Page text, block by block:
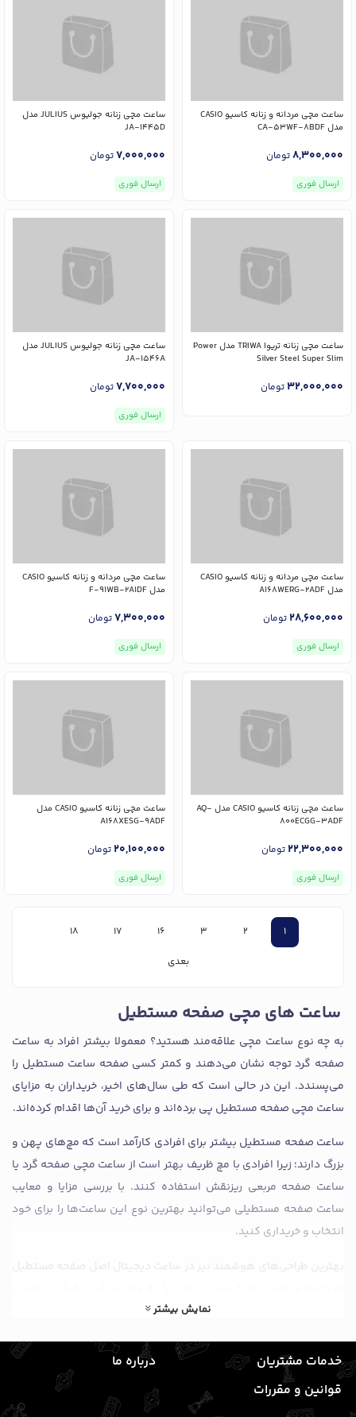
ساعت مچی مردانه و زنانه کاسیو CASIO
مدل CA-53WF-8BDF
8,300,000تومان
ارسال فوری
ساعت مچی زنانه جولیوس JULIUS مدل
JA-1445D
7,000,000تومان
ارسال فوری
ساعت مچی زنانه تریوا TRIWA مدل Power
Silver Steel Super Slim
32,000,000تومان
ساعت مچی زنانه جولیوس JULIUS مدل
JA-1546A
7,700,000تومان
ارسال فوری
ساعت مچی مردانه و زنانه کاسیو CASIO
مدل A168WERG-2ADF
28,600,000تومان
ارسال فوری
ساعت مچی مردانه و زنانه کاسیو CASIO
مدل F-91WB-2A1DF
7,300,000تومان
ارسال فوری
ساعت مچی زنانه کاسیو CASIO مدل AQ-
800ECGG-3ADF
22,300,000تومان
ارسال فوری
ساعت مچی زنانه کاسیو CASIO مدل
A168XESG-9ADF
20,100,000تومان
ارسال فوری
1
2
3
16
17
18
بعدی
ساعت های مچی صفحه مستطیل
به چه نوع ساعت مچی علاقه‌مند هستید؟ معمولا بیشتر افراد به ساعت‌
صفحه گرد توجه نشان می‌دهند و کمتر کسی صفحه ساعت مستطیل را
می‌پسندد. این در حالی است که طی سال‌های اخیر، خریداران به مزایای
ساعت مچی صفحه مستطیل پی برده‌اند و برای خرید آن‌ها اقدام کرده‌اند.
ساعت صفحه مستطیل بیشتر برای افرادی کارآمد است که مچ‌های پهن و
بزرگ دارند؛ زیرا افرادی با مچ ظریف بهتر است از ساعت مچی صفحه گرد یا
ساعت صفحه مربعی ریزنقش استفاده کنند. با بررسی مزایا و معایب
ساعت صفحه مستطیلی می‌توانید بهترین نوع این ساعت‌ها را برای خود
انتخاب و خریداری کنید.
بهترین طراحی‌های هوشمند نیز در ساعت دیجیتال اصل صفحه مستطیل
خرید ساعت صفحه مستطیل، صفحه گرد یا حتی صفحه مربعی، باید مدل و
توضیحات مربوط به ساعت مچی صفحه مستطیل
با بررسی تاریخچه و محبوبیت ساعت های صفحه مستطیل شما می‌توانید
نمایش بیشتر
خدمات مشتریان
درباره ما
قوانین و مقررات